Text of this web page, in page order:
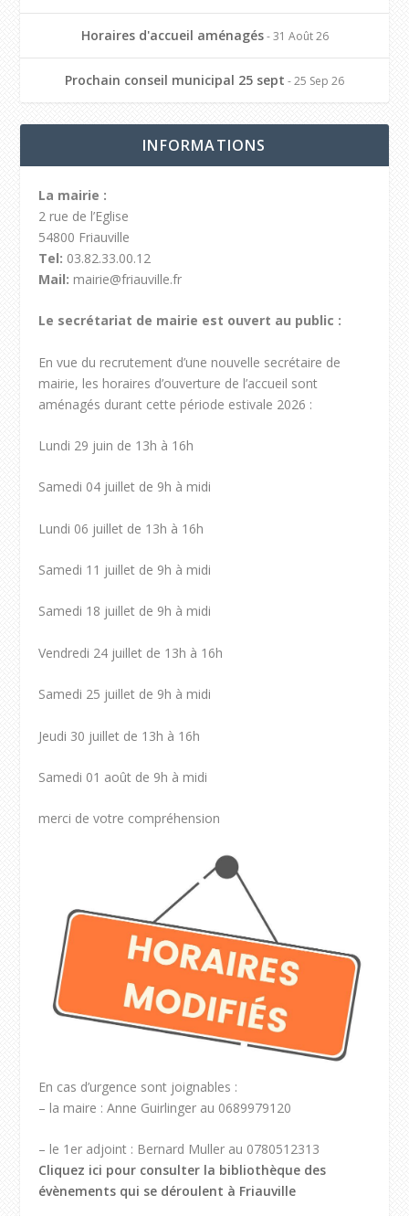
Horaires d'accueil aménagés- 31 Août 26
Prochain conseil municipal 25 sept - 25 Sep 26
INFORMATIONS
La mairie :
2 rue de l’Eglise
54800 Friauville
Tel: 03.82.33.00.12
Mail: mairie@friauville.fr
Le secrétariat de mairie est ouvert au public :
En vue du recrutement d’une nouvelle secrétaire de
mairie, les horaires d’ouverture de l’accueil sont
aménagés durant cette période estivale 2026 :
Lundi 29 juin de 13h à 16h
Samedi 04 juillet de 9h à midi
Lundi 06 juillet de 13h à 16h
Samedi 11 juillet de 9h à midi
Samedi 18 juillet de 9h à midi
Vendredi 24 juillet de 13h à 16h
Samedi 25 juillet de 9h à midi
Jeudi 30 juillet de 13h à 16h
Samedi 01 août de 9h à midi
merci de votre compréhension
En cas d’urgence sont joignables :
– la maire : Anne Guirlinger au 0689979120
– le 1er adjoint : Bernard Muller au 0780512313
Cliquez ici pour consulter la bibliothèque des
évènements qui se déroulent à Friauville